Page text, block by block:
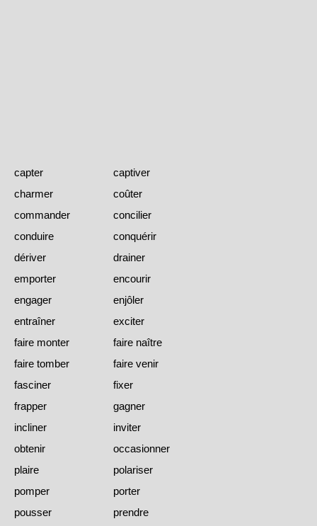
capter
captiver
charmer
coûter
commander
concilier
conduire
conquérir
dériver
drainer
emporter
encourir
engager
enjôler
entraîner
exciter
faire monter
faire naître
faire tomber
faire venir
fasciner
fixer
frapper
gagner
incliner
inviter
obtenir
occasionner
plaire
polariser
pomper
porter
pousser
prendre